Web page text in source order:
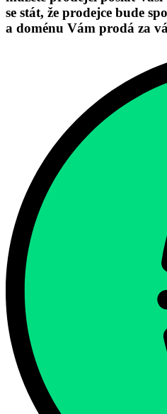
se stát, že prodejce bude
a doménu Vám prodá za